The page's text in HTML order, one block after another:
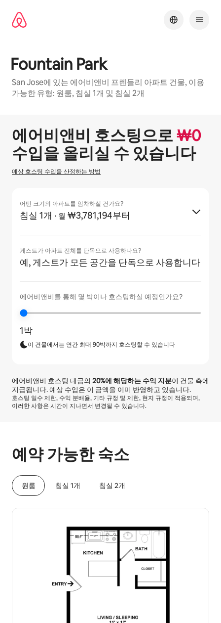
바로가기
Fountain Park
San Jose에 있는 에어비앤비 프렌들리 아파트 건물, 이용
가능한 유형: 원룸, 침실 1개 및 침실 2개
에어비앤비 호스팅으로₩0
수입을 올리실 수 있습니다
예상 호스팅 수입을 산정하는 방법
어떤 크기의 아파트를 임차하실 건가요?
침실 1개 · 월 ₩3,781,194부터
게스트가 아파트 전체를 단독으로 사용하나요?
예, 게스트가 모든 공간을 단독으로 사용합니다
에어비앤비를 통해 몇 박이나 호스팅하실 예정인가요?
1박
이 건물에서는 연간 최대 90박까지 호스팅할 수 있습니다
에어비앤비 호스팅 대금의 20%에 해당하는 수익 지분이 건물 측에
지급됩니다. 예상 수입은 이 금액을 이미 반영하고 있습니다.
호스팅 일수 제한, 수익 분배율, 기타 규정 및 제한, 현지 규정이 적용되며,
이러한 사항은 시간이 지나면서 변경될 수 있습니다.
예약 가능한 숙소
원룸 침실 1개 침실 2개